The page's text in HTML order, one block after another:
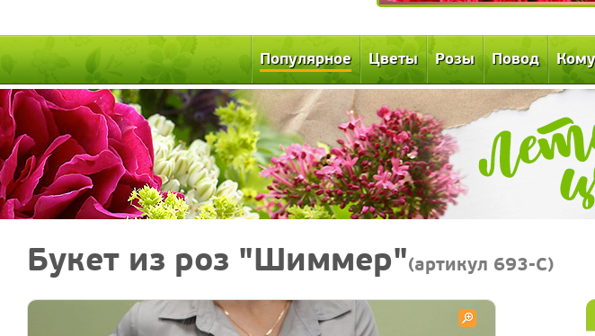
Популярное Цветы Розы Повод Кому
Букет из роз "Шиммер"(артикул 693-C)